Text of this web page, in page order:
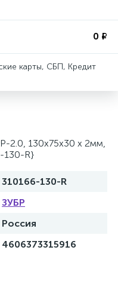
0 ₽
карты, СБП, Кредит
2.0, 130х75х30 х 2мм,
130-R}
310166-130-R
ЗУБР
Россия
4606373315916